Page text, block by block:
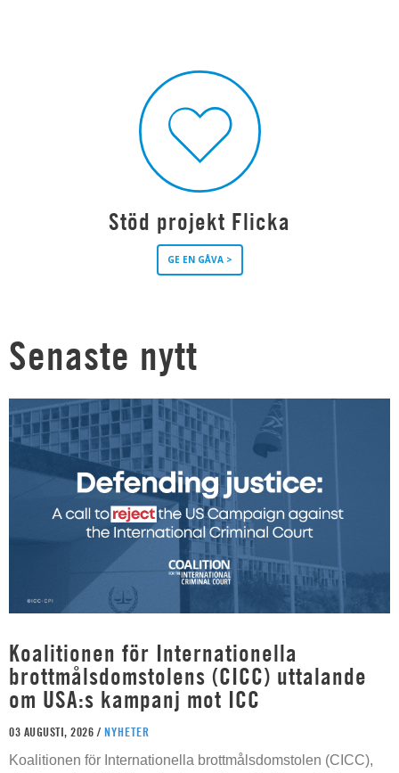
Stöd projekt Flicka
GE EN GÅVA >
Senaste nytt
Koalitionen för Internationella
brottmålsdomstolens (CICC) uttalande
om USA:s kampanj mot ICC
03 AUGUSTI, 2026 / NYHETER
Koalitionen för Internationella brottmålsdomstolen (CICC),